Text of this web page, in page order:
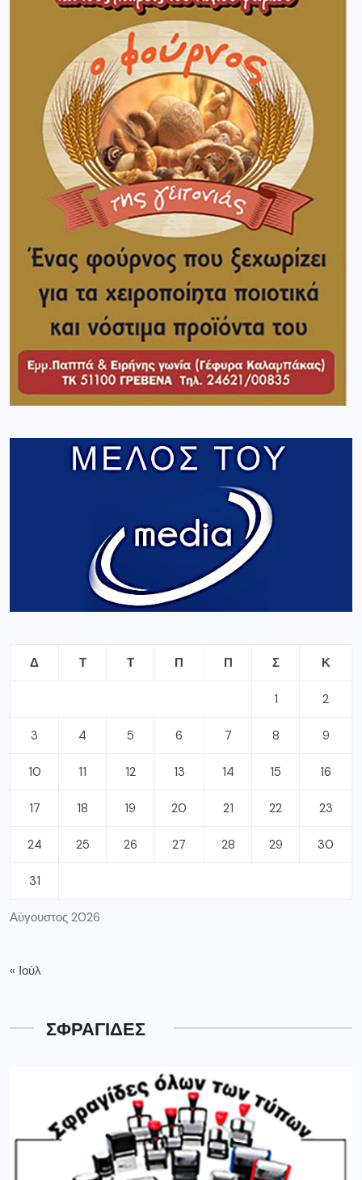
Αύγουστος 2026
Δ Τ Τ Π Π Σ Κ
1 2
3 4 5 6 7 8 9
10 11 12 13 14 15 16
17 18 19 20 21 22 23
24 25 26 27 28 29 30
31
« Ιούλ
ΣΦΡΑΓΙΔΕΣ